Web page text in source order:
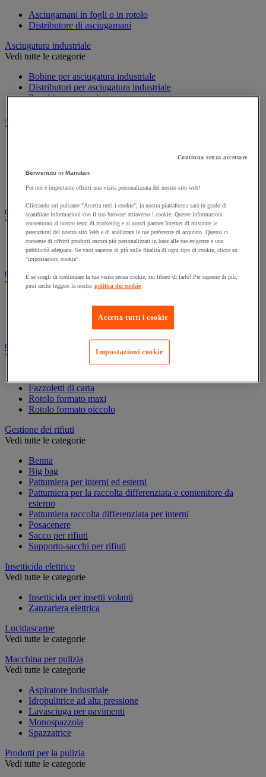
Asciugamani in fogli o in rotolo
Distributore di asciugamani
Asciugatura industriale
Vedi tutte le categorie
Bobine per asciugatura industriale
Distributori per asciugatura industriale
Panni in tessuto e in tessuto-non-tessuto
Attrezzatura per la pulizia e la manutenzione
Vedi tutte le categorie
Scopa, spazzola e manico
Spugna, panno e spazzola
Carrello e armadio per biancheria
Vedi tutte le categorie
Carrello per biancheria
Cesto per biancheria e accessori
Carrello e secchio per pulizie
Vedi tutte le categorie
Accessori per carrello per pulizie
Carrello per pulizie
Carta igienica e fazzoletti
Vedi tutte le categorie
Fazzoletti di carta
Rotolo formato maxi
Rotolo formato piccolo
Gestione dei rifiuti
Vedi tutte le categorie
Benna
Big bag
Pattumiera per interni ed esterni
Pattumiera per la raccolta differenziata e contenitore da
esterno
Pattumiera raccolta differenziata per interni
Posacenere
Sacco per rifiuti
Supporto-sacchi per rifiuti
Insetticida elettrico
Vedi tutte le categorie
Insetticida per insetti volanti
Zanzariera elettrica
Lucidascarpe
Vedi tutte le categorie
Macchina per pulizia
Vedi tutte le categorie
Aspiratore industriale
Idropulitrice ad alta pressione
Lavasciuga per pavimenti
Monospazzola
Spazzatrice
Prodotti per la pulizia
Vedi tutte le categorie
Continua senza accettare
Benvenuto in Manutan
Per noi è importante offrirti una visita personalizzata del nostro sito web!
Cliccando sul pulsante "Accetta tutti i cookie", la nostra piattaforma sarà in grado di
scambiare informazioni con il tuo browser attraverso i cookie. Queste informazioni
consentono al nostro team di marketing e ai nostri partner Internet di misurare le
prestazioni del nostro sito Web e di analizzare le tue preferenze di acquisto. Questo ci
consente di offrirti prodotti ancora più personalizzati in base alle tue esigenze e una
pubblicità adeguata. Se vuoi saperne di più sulle finalità di ogni tipo di cookie, clicca su
"impostazioni cookie".
E se scegli di continuare la tua visita senza cookie, sei libero di farlo! Per saperne di più,
puoi anche leggere la nostra politica dei cookie
Accetta tutti i cookie
Impostazioni cookie